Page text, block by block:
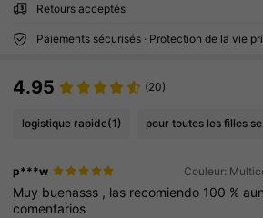
Retours acceptés
Paiements sécurisés · Protection de la vie
4.95 (20)
logistique rapide(1) pour toutes les filles
p***w Couleur:
Muy buenasss , las recomiendo 100 %
comentarios